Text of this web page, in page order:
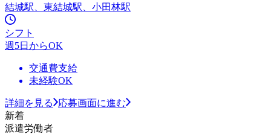
結城駅、東結城駅、小田林駅
シフト
週5日からOK
交通費支給
未経験OK
詳細を見る
応募画面に進む
新着
派遣労働者